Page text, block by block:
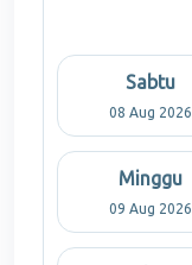
Sabtu
08 Aug 2026
Minggu
09 Aug 2026